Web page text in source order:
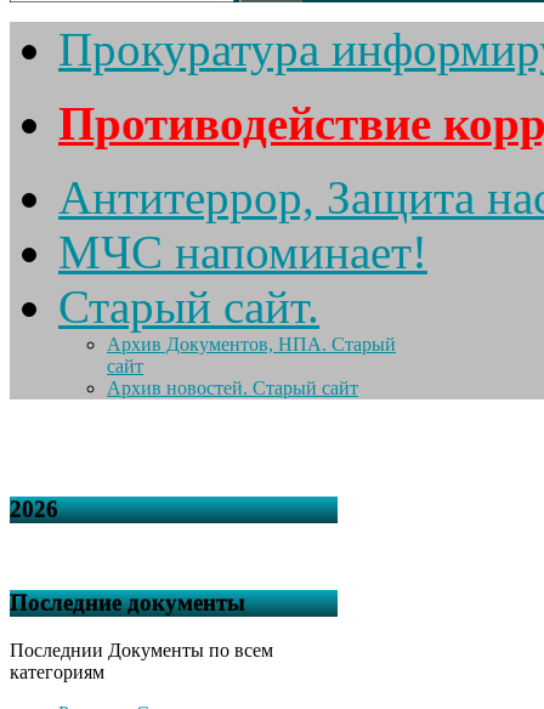
Прокуратура
Противодействие
Антитеррор, Защита
МЧС напоминает!
Старый сайт.
Архив Документов, НПА. Старый
сайт
Архив новостей. Старый сайт
2026
Последние документы
Последнии Документы по всем
категориям